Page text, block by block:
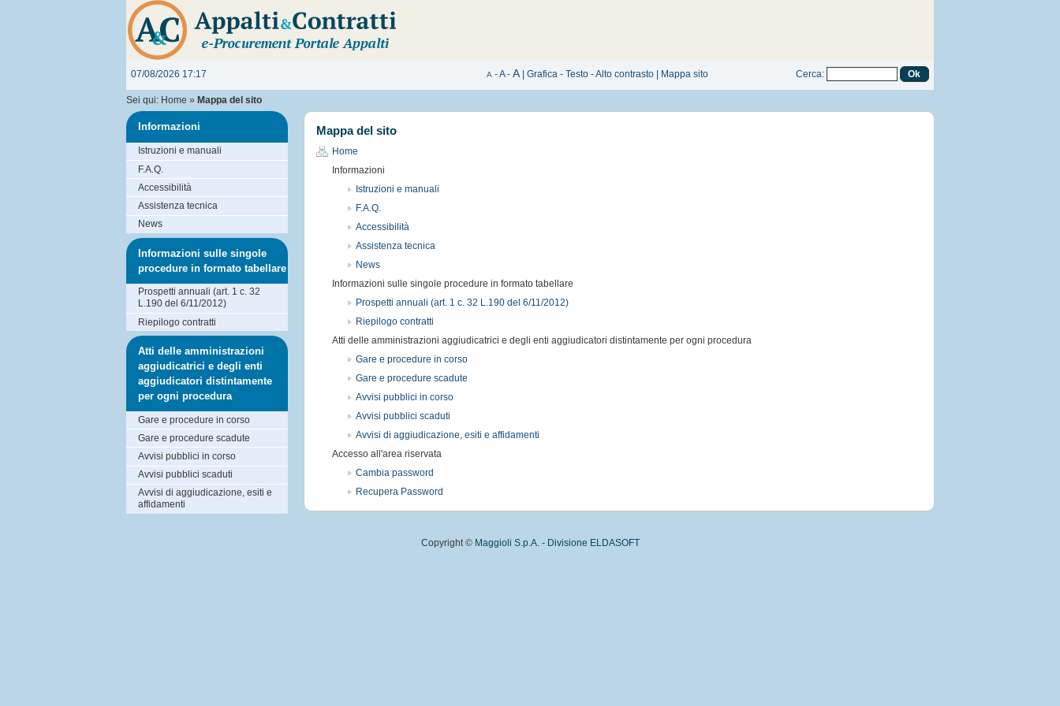
07/08/2026 17:17 Cerca:
A -A - A Grafica - Testo -Alto contrasto Mappa sito
Sei qui: Home » Mappa del sito
Mappa del sito
Home
Informazioni
Istruzioni e manuali
F.A.Q.
Accessibilità
Assistenza tecnica
News
Informazioni sulle singole procedure in formato tabellare
Prospetti annuali (art. 1 c. 32 L.190 del 6/11/2012)
Riepilogo contratti
Atti delle amministrazioni aggiudicatrici e degli enti aggiudicatori distintamente per ogni procedura
Gare e procedure in corso
Gare e procedure scadute
Avvisi pubblici in corso
Avvisi pubblici scaduti
Avvisi di aggiudicazione, esiti e affidamenti
Accesso all'area riservata
Cambia password
Recupera Password
Informazioni
Istruzioni e manuali
F.A.Q.
Accessibilità
Assistenza tecnica
News
Informazioni sulle singole
procedure in formato tabellare
Prospetti annuali (art. 1 c. 32
L.190 del 6/11/2012)
Riepilogo contratti
Atti delle amministrazioni
aggiudicatrici e degli enti
aggiudicatori distintamente
per ogni procedura
Gare e procedure in corso
Gare e procedure scadute
Avvisi pubblici in corso
Avvisi pubblici scaduti
Avvisi di aggiudicazione, esiti e
affidamenti
Copyright © Maggioli S.p.A. - Divisione ELDASOFT